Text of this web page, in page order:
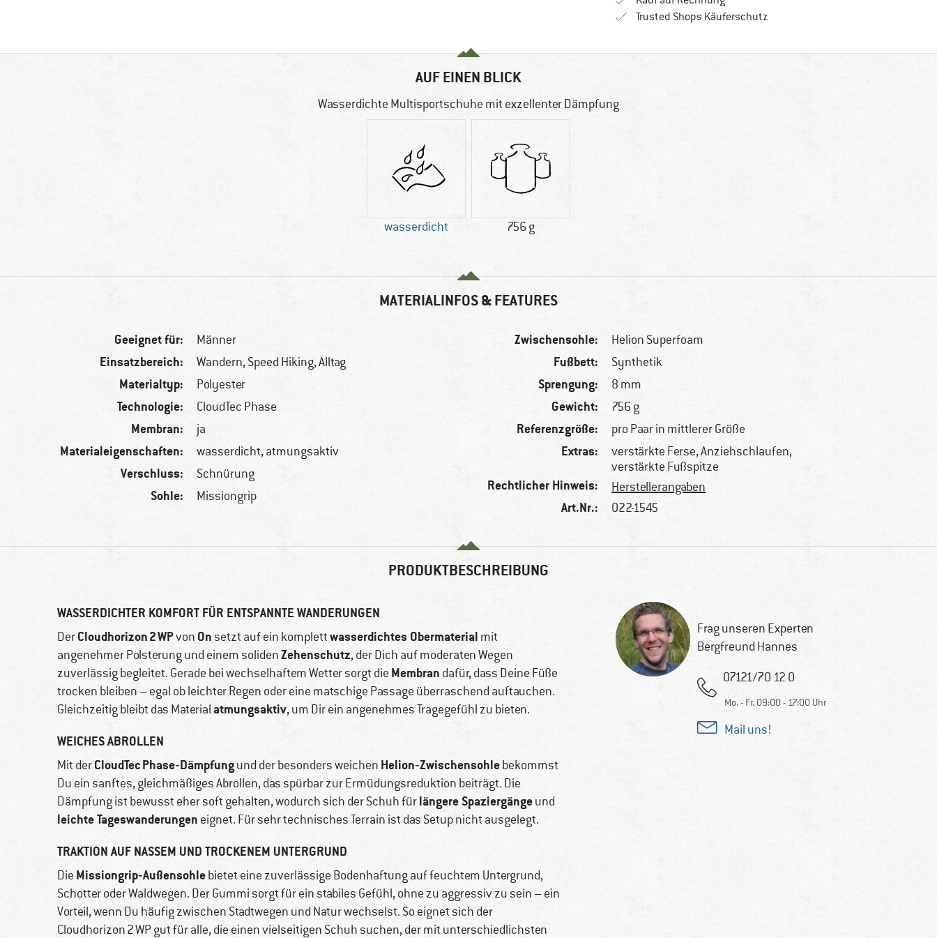
Trusted Shops KäuferschutzFinde alle Infos hier!
AUF EINEN BLICK
Wasserdichte Multisportschuhe mit exzellenter Dämpfung
wasserdicht 756 g
MATERIALINFOS & FEATURES
Geeignet für: Männer
Einsatzbereich: Wandern, Speed Hiking, Alltag
Materialtyp: Polyester
Technologie: CloudTec Phase
Membran: ja
Materialeigenschaften: wasserdicht, atmungsaktiv
Verschluss: Schnürung
Sohle: Missiongrip
Zwischensohle: Helion Superfoam
Fußbett: Synthetik
Sprengung: 8 mm
Gewicht: 756 g
Referenzgröße: pro Paar in mittlerer Größe
Extras:
verstärkte Ferse, Anziehschlaufen,
verstärkte Fußspitze
Rechtlicher Hinweis: Herstellerangaben
Art.Nr.: 022-1545
PRODUKTBESCHREIBUNG
WASSERDICHTER KOMFORT FÜR ENTSPANNTE WANDERUNGEN
DerCloudhorizon 2 WPvon On setzt auf ein komplettwasserdichtes Obermaterial mit
angenehmer Polsterung und einem solidenZehenschutz, der Dich auf moderaten Wegen
zuverlässig begleitet. Gerade bei wechselhaftem Wetter sorgt die Membran dafür, dass Deine Füße
trocken bleiben – egal ob leichter Regen oder eine matschige Passage überraschend auftauchen.
Gleichzeitig bleibt das Material atmungsaktiv, um Dir ein angenehmes Tragegefühl zu bieten.
WEICHES ABROLLEN
Mit derCloudTec Phase‑Dämpfungund der besonders weichen Helion‑Zwischensohlebekommst
Du ein sanftes, gleichmäßiges Abrollen, das spürbar zur Ermüdungsreduktion beiträgt. Die
Dämpfung ist bewusst eher soft gehalten, wodurch sich der Schuh fürlängere Spaziergängeund
leichte Tageswanderungen eignet. Für sehr technisches Terrain ist das Setup nicht ausgelegt.
TRAKTION AUF NASSEM UND TROCKENEM UNTERGRUND
Die Missiongrip‑Außensohlebietet eine zuverlässige Bodenhaftung auf feuchtem Untergrund,
Schotter oder Waldwegen. Der Gummi sorgt für ein stabiles Gefühl, ohne zu aggressiv zu sein – ein
Vorteil, wenn Du häufig zwischen Stadtwegen und Natur wechselst. So eignet sich der
Cloudhorizon 2 WP gut für alle, die einen vielseitigen Schuh suchen, der mit unterschiedlichsten
Frag unseren Experten
Bergfreund Hannes
07121/70 12 0
Mo. - Fr. 09:00 - 17:00 Uhr
Mail uns!